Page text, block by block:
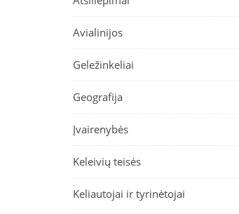
Avialinijos
Geležinkeliai
Geografija
Įvairenybės
Keleivių teisės
Keliautojai ir tyrinėtojai